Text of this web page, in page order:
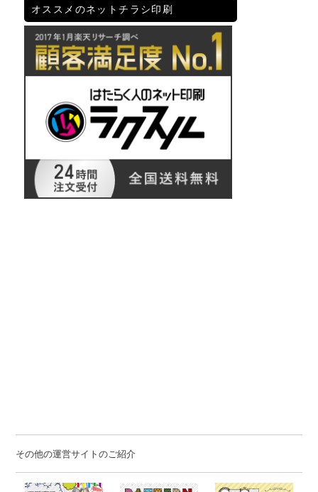
オススメのネットチラシ印刷
その他の運営サイトのご紹介